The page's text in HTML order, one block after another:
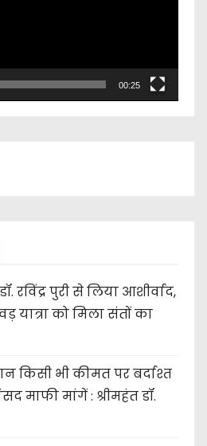
00:25
रविंद्र पुरी से लिया आशीर्वाद,
को मिला संतों का
किसी भी कीमत पर बर्दाश्त
माफी मांगें : श्रीमहंत डॉ.